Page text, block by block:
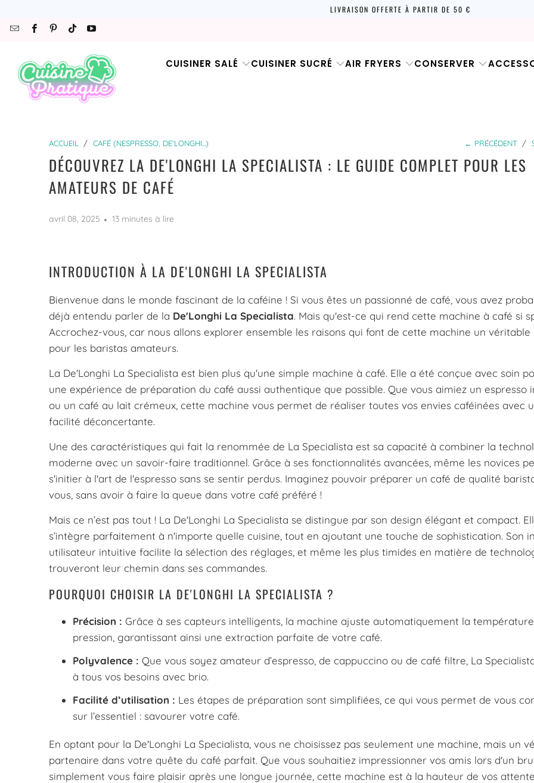
LIVRAISON OFFERTE À PARTIR DE 50 €
CUISINER SALÉ CUISINER SUCRÉ AIR FRYERS CONSERVER
ACCUEIL / CAFÉ (NESPRESSO, DE'LONGHI...) ← PRÉCÉDENT /
DÉCOUVREZ LA DE'LONGHI LA SPECIALISTA : LE GUIDE COMPLET POUR LES
AMATEURS DE CAFÉ
avril 08, 2025 13 minutes à lire
INTRODUCTION À LA DE'LONGHI LA SPECIALISTA
Bienvenue dans le monde fascinant de la caféine ! Si vous êtes un passionné de café, vous avez
déjà entendu parler de la De'Longhi La Specialista. Mais qu'est-ce qui rend cette machine à café si
Accrochez-vous, car nous allons explorer ensemble les raisons qui font de cette machine un véritable
pour les baristas amateurs.
La De'Longhi La Specialista est bien plus qu'une simple machine à café. Elle a été conçue avec soin
une expérience de préparation du café aussi authentique que possible. Que vous aimiez un espresso
ou un café au lait crémeux, cette machine vous permet de réaliser toutes vos envies caféinées avec
facilité déconcertante.
Une des caractéristiques qui fait la renommée de La Specialista est sa capacité à combiner la
moderne avec un savoir-faire traditionnel. Grâce à ses fonctionnalités avancées, même les novices
s'initier à l'art de l'espresso sans se sentir perdus. Imaginez pouvoir préparer un café de qualité
vous, sans avoir à faire la queue dans votre café préféré !
Mais ce n’est pas tout ! La De'Longhi La Specialista se distingue par son design élégant et compact.
s’intègre parfaitement à n'importe quelle cuisine, tout en ajoutant une touche de sophistication. Son
utilisateur intuitive facilite la sélection des réglages, et même les plus timides en matière de
trouveront leur chemin dans ses commandes.
POURQUOI CHOISIR LA DE'LONGHI LA SPECIALISTA ?
Précision : Grâce à ses capteurs intelligents, la machine ajuste automatiquement la
pression, garantissant ainsi une extraction parfaite de votre café.
Polyvalence : Que vous soyez amateur d’espresso, de cappuccino ou de café filtre, La
à tous vos besoins avec brio.
Facilité d’utilisation : Les étapes de préparation sont simplifiées, ce qui vous permet de vous
sur l’essentiel : savourer votre café.
En optant pour la De'Longhi La Specialista, vous ne choisissez pas seulement une machine, mais un
partenaire dans votre quête du café parfait. Que vous souhaitiez impressionner vos amis lors d'un
simplement vous faire plaisir après une longue journée, cette machine est à la hauteur de vos